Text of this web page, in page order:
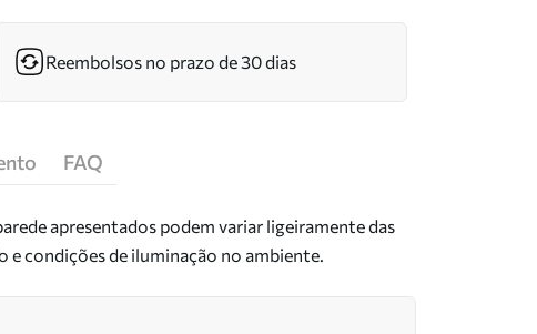
Reembolsos no prazo de 30 dias
FAQ
apresentados podem variar ligeiramente das
condições de iluminação no ambiente.